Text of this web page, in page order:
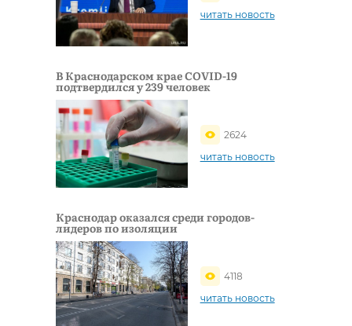
читать новость
В Краснодарском крае COVID-19
подтвердился у 239 человек
2624
читать новость
Краснодар оказался среди городов-
лидеров по изоляции
4118
читать новость